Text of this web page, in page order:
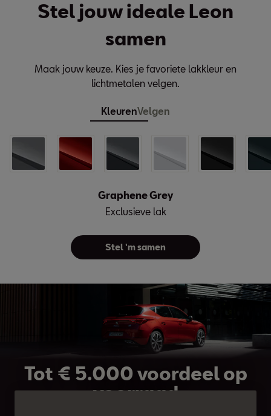
Stel jouw ideale Leon
samen
Maak jouw keuze. Kies je favoriete lakkleur en
lichtmetalen velgen.
KleurenVelgen
Graphene Grey
Exclusieve lak
Stel 'm samen
Tot € 5.000 voordeel op
voorraad